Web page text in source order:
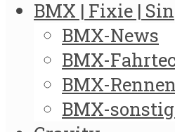
BMX | Fixie |
BMX-News
BMX-
BMX-Rennen
BMX-